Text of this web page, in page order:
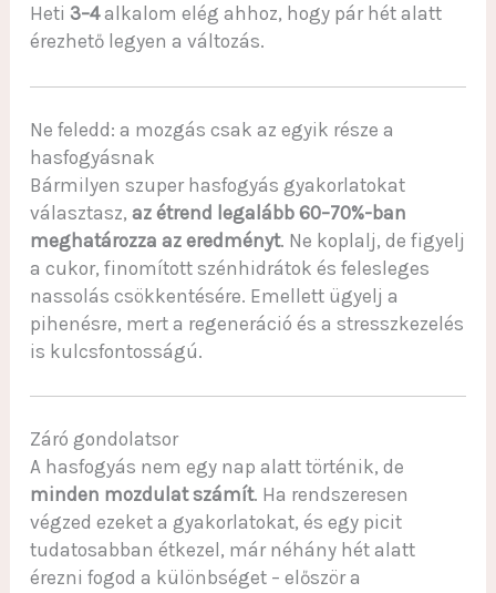
Heti 3–4alkalom elég ahhoz, hogy pár hét alatt
érezhető legyen a változás.
Ne feledd: a mozgás csak az egyik része a
hasfogyásnak
Bármilyen szuper hasfogyás gyakorlatokat
választasz, az étrend legalább 60–70%-ban
meghatározza az eredményt. Ne koplalj, de figyelj
a cukor, finomított szénhidrátok és felesleges
nassolás csökkentésére. Emellett ügyelj a
pihenésre, mert a regeneráció és a stresszkezelés
is kulcsfontosságú.
Záró gondolatsor
A hasfogyás nem egy nap alatt történik, de
minden mozdulat számít. Ha rendszeresen
végzed ezeket a gyakorlatokat, és egy picit
tudatosabban étkezel, már néhány hét alatt
érezni fogod a különbséget – először a